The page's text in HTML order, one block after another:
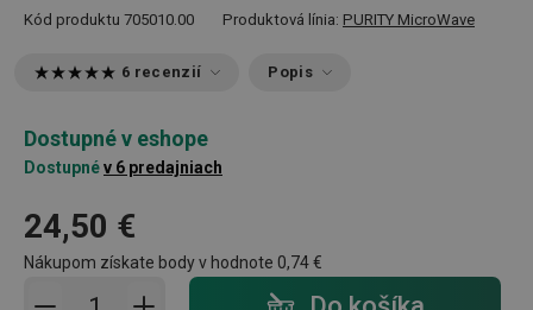
Kód produktu 705010.00 Produktová línia: PURITY MicroWave
6 recenzií Popis
Dostupné v eshope
Dostupnév 6 predajniach
24,50 €
Nákupom získate body v hodnote 0,74 €
Pridať do košíka - počet